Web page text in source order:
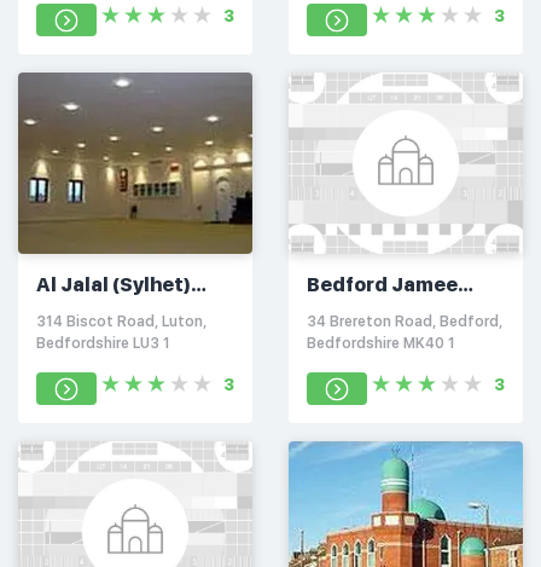
3 3
Al Jalal (Sylhet)
Jame Masjid
314 Biscot Road, Luton,
Bedfordshire LU3 1
3
Bedford Jamee
Masjid
34 Brereton Road, Bedford,
Bedfordshire MK40 1
3